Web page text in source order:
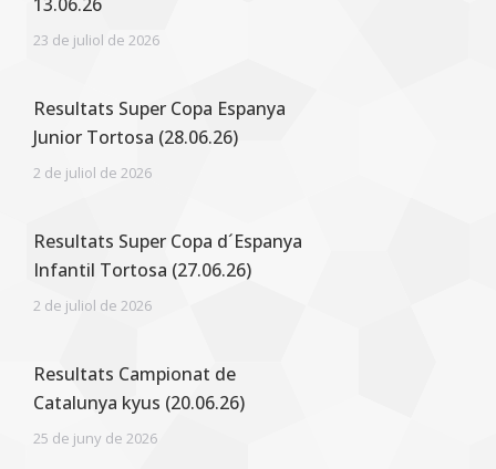
13.06.26
23 de juliol de 2026
Resultats Super Copa Espanya
Junior Tortosa (28.06.26)
2 de juliol de 2026
Resultats Super Copa d´Espanya
Infantil Tortosa (27.06.26)
2 de juliol de 2026
Resultats Campionat de
Catalunya kyus (20.06.26)
25 de juny de 2026